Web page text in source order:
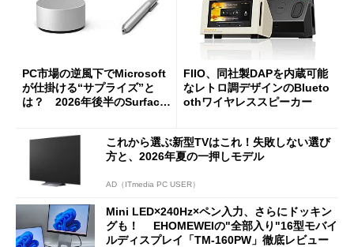
PC市場の逆風下でMicrosoft
が仕掛ける“サプライズ”と
は？ 2026年後半のSurface
FIIO、同社製DAPを内蔵可能
なレトロ調デザインのBlueto
othワイヤレススピーカー
これから選ぶ新型TVはこれ！失敗しない選び
方と、2026年夏の一押しモデル
AD（ITmedia PC USER）
Mini LED×240Hz×ペン入力、さらにドッキン
グも！ EHOMEWEIの"全部入り"16型モバイ
ルディスプレイ「TM-160PW」徹底レビュー